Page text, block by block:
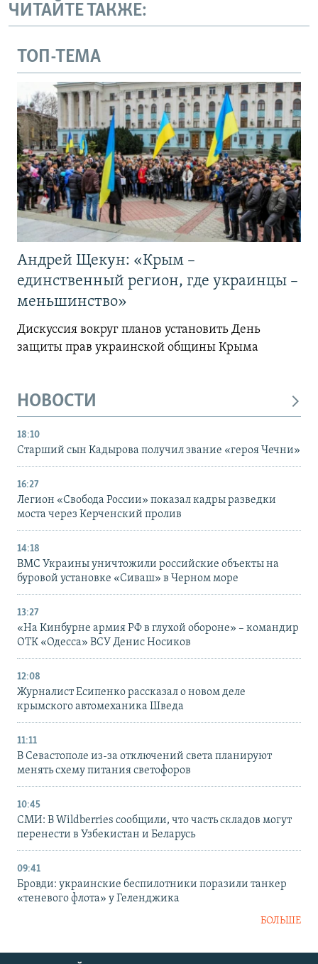
ЧИТАЙТЕ ТАКЖЕ:
ТОП-ТЕМА
Андрей Щекун: «Крым –
единственный регион, где украинцы –
меньшинство»
Дискуссия вокруг планов установить День
защиты прав украинской общины Крыма
НОВОСТИ
18:10
Старший сын Кадырова получил звание «героя Чечни»
16:27
Легион «Свобода России» показал кадры разведки
моста через Керченский пролив
14:18
ВМС Украины уничтожили российские объекты на
буровой установке «Сиваш» в Черном море
13:27
«На Кинбурне армия РФ в глухой обороне» – командир
ОТК «Одесса» ВСУ Денис Носиков
12:08
Журналист Есипенко рассказал о новом деле
крымского автомеханика Шведа
11:11
В Севастополе из-за отключений света планируют
менять схему питания светофоров
10:45
СМИ: В Wildberries сообщили, что часть складов могут
перенести в Узбекистан и Беларусь
09:41
Бровди: украинские беспилотники поразили танкер
«теневого флота» у Геленджика
БОЛЬШЕ